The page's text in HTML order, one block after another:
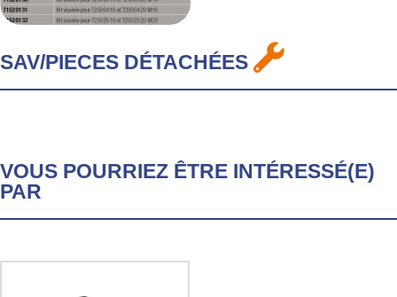
SAV/PIECES DÉTACHÉES
VOUS POURRIEZ ÊTRE INTÉRESSÉ(E)
PAR